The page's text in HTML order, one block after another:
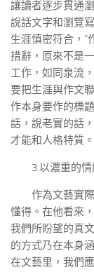
讓讀者逐步貫通
說話文字和瀏覽
生涯慎密符合，“
措辭，原來不是
工作，如同泉流
要把生涯與作文
作本身要作的標
話，說老實的話，
才能和人格特質。
3.以濃重的
作為文藝實
懂得。在他看來
我們所盼望的真
的方式乃在本身
在文藝里，我們